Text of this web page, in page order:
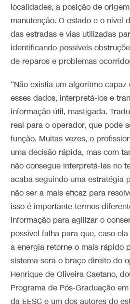
localidades, a posição de
manutenção. O estado e o nível
das estradas e vias utilizadas
identificando possíveis
de reparos e problemas
“Não existia um algoritmo
esses dados, interpretá-los e
informação útil, mastigada.
real para o operador, que pode
função. Muitas vezes, o
uma decisão rápida, mas com
não consegue interpretá-las no
acaba seguindo uma estratégia
não ser a mais eficaz para
isso é importante termos
informação para agilizar o
possível falha para que, caso
a energia retorne o mais rápido
sistema será o braço direito do
Henrique de Oliveira Caetano,
Programa de Pós-Graduação